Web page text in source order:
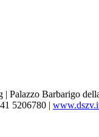
| Palazzo Barbarigo
5206780 |